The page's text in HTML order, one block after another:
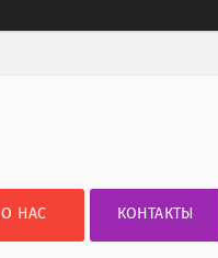
О НАС КОНТАКТЫ